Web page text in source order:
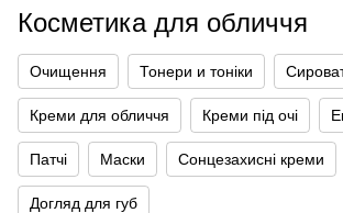
Косметика для обличчя
Очищення Тонери и тоніки
Креми для обличчя Креми під очі
Патчі Маски Сонцезахисні креми
Догляд для губ